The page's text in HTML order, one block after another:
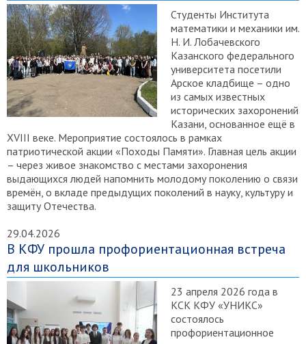
Студенты Института
математики и механики им.
Н. И. Лобачевского
Казанского федерального
университета посетили
Арское кладбище – одно
из самых известных
исторических захоронений
Казани, основанное ещё в
XVIII веке. Мероприятие состоялось в рамках
патриотической акции «Походы Памяти». Главная цель акции
– через живое знакомство с местами захоронения
выдающихся людей напомнить молодому поколению о связи
времён, о вкладе предыдущих поколений в науку, культуру и
защиту Отечества.
29.04.2026
В КФУ прошла профориентационная встреча
для школьников
23 апреля 2026 года в
КСК КФУ «УНИКС»
состоялось
профориентационное